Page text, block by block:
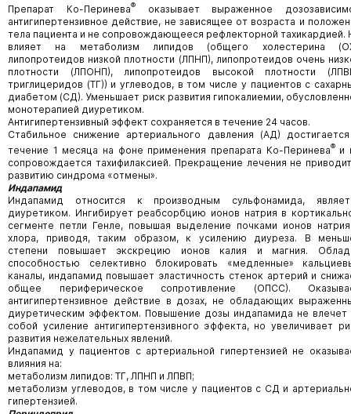
Препарат Ко-Перинева®оказывает выраженное
антигипертензивное действие, не зависящее от возраста и
тела пациента и не сопровождающееся рефлекторной тахикардией.
влияет на метаболизм липидов (общего холестерина
липопротеидов низкой плотности (ЛПНП), липопротеидов очень
плотности (ЛПОНП), липопротеидов высокой плотности
триглицеридов (ТГ)) и углеводов, в том числе у пациентов с
диабетом (СД). Уменьшает риск развития гипокалиемии,
монотерапией диуретиком.
Антигипертензивный эффект сохраняется в течение 24 часов.
Стабильное снижение артериального давления (АД)
течение 1 месяца на фоне применения препарата Ко-Перинева®и
сопровождается тахифилаксией. Прекращение лечения не
развитию синдрома «отмены».
Индапамид
Индапамид относится к производным сульфонамида,
диуретиком. Ингибирует реабсорбцию ионов натрия в
сегменте петли Генле, повышая выделение почками ионов
хлора, приводя, таким образом, к усилению диуреза. В
степени повышает экскрецию ионов калия и магния.
способностью селективно блокировать «медленные»
каналы, индапамид повышает эластичность стенок артерий и
общее периферическое сопротивление (ОПСС).
антигипертензивное действие в дозах, не обладающих
диуретическим эффектом. Повышение дозы индапамида не влечет
собой усиление антигипертензивного эффекта, но увеличивает
развития нежелательных явлений.
Индапамид у пациентов с артериальной гипертензией не
влияния на:
метаболизм липидов: ТГ, ЛПНП и ЛПВП;
метаболизм углеводов, в том числе у пациентов с СД и
гипертензией.